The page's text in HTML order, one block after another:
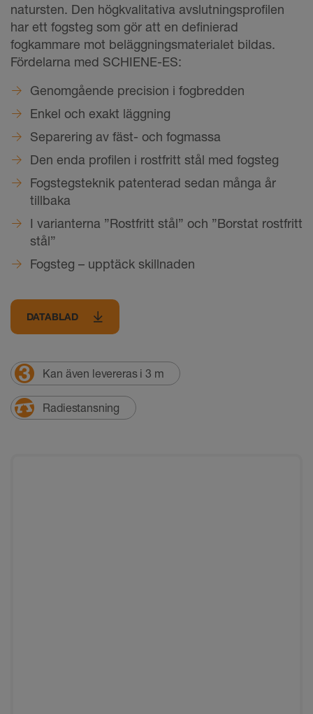
natursten. Den högkvalitativa avslutningsprofilen
har ett fogsteg som gör att en definierad
fogkammare mot beläggningsmaterialet bildas.
Fördelarna med SCHIENE-ES:
Genomgående precision i fogbredden
Enkel och exakt läggning
Separering av fäst- och fogmassa
Den enda profilen i rostfritt stål med fogsteg
Fogstegsteknik patenterad sedan många år
tillbaka
I varianterna ”Rostfritt stål” och ”Borstat rostfritt
stål”
Fogsteg – upptäck skillnaden
DATABLAD
Kan även levereras i 3 m
Radiestansning